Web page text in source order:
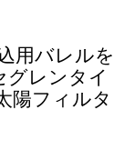
用バレルを
グレンタイ
陽フィルタ